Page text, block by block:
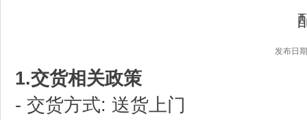
发布日
1.交货相关政策
- 交货方式: 送货上门